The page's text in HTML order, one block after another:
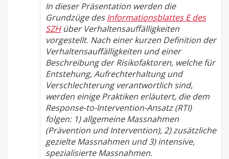
In dieser Präsentation werden die
Grundzüge desInformationsblattes E des
SZHüber Verhaltensauffälligkeiten
vorgestellt. Nach einer kurzen Definition der
Verhaltensauffälligkeiten und einer
Beschreibung der Risikofaktoren, welche für
Entstehung, Aufrechterhaltung und
Verschlechterung verantwortlich sind,
werden einige Praktiken erläutert, die dem
Response-to-Intervention-Ansatz (RTI)
folgen: 1) allgemeine Massnahmen
(Prävention und Intervention), 2) zusätzliche
gezielte Massnahmen und 3) intensive,
spezialisierte Massnahmen.